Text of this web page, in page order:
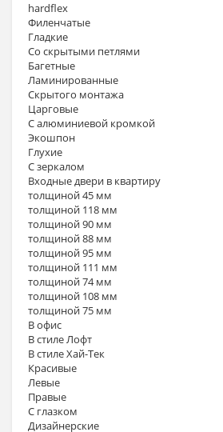
hardflex
Филенчатые
Гладкие
Со скрытыми петлями
Багетные
Ламинированные
Скрытого монтажа
Царговые
С алюминиевой кромкой
Экошпон
Глухие
С зеркалом
Входные двери в квартиру
толщиной 45 мм
толщиной 118 мм
толщиной 90 мм
толщиной 88 мм
толщиной 95 мм
толщиной 111 мм
толщиной 74 мм
толщиной 108 мм
толщиной 75 мм
В офис
В стиле Лофт
В стиле Хай-Тек
Красивые
Левые
Правые
С глазком
Дизайнерские